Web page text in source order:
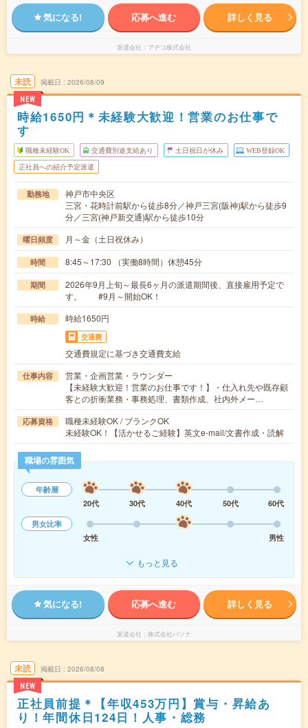
気になる! 応募へ進む 詳しく見る
派遣会社 アデコ株式会社
未読
NEW
掲載日 2026/08/09
時給1650円＊未経験大歓迎！営業のお仕事で
す
職種未経験OK 交通費別途支給あり 土日祝日が休み WEB登録OK
正社員への紹介予定派遣
勤務地
神戸市中央区
三宮・花時計前駅から徒歩8分／神戸三宮(阪神)駅から徒歩9
分／三宮(神戸新交通)駅から徒歩10分
曜日頻度 月～金（土日祝休み）
時間 8:45～17:30 （実働8時間）休憩45分
期間
2026年9月上旬～最長6ヶ月の派遣期間後、直接雇用予定で
す。 #9月～開始OK！
時給 時給1650円
交通費
交通費規定に基づき交通費支給
仕事内容
営業・企画営業・ラウンダー
【未経験大歓迎！営業のお仕事です！】・仕入れ先や既存顧
客との折衝業務・事務処理、書類作成、社内外メー…
応募資格
職種未経験OK / ブランクOK
未経験OK！【活かせるご経験】英文e-mail/文書作成・読解
職場の雰囲気
年齢層
20代
30代 40代 50代
60代
男女比率
女性
男性
もっと見る
気になる! 応募へ進む 詳しく見る
派遣会社 株式会社パソナ
未読
NEW
掲載日 2026/08/08
正社員前提＊【年収453万円】賞与・昇給あ
り！年間休日124日！人事・総務